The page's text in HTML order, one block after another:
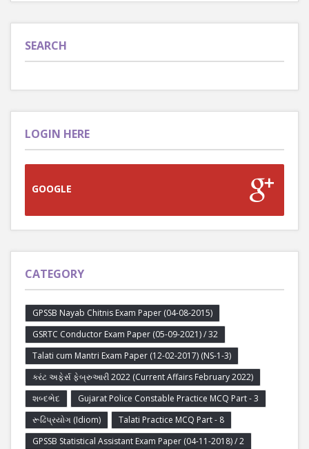
SEARCH
LOGIN HERE
GOOGLE
CATEGORY
GPSSB Nayab Chitnis Exam Paper (04-08-2015)
GSRTC Conductor Exam Paper (05-09-2021) / 32
Talati cum Mantri Exam Paper (12-02-2017) (NS-1-3)
કરંટ અફેર્સ ફેબ્રુઆરી 2022 (Current Affairs February 2022)
શબ્દભેદ
Gujarat Police Constable Practice MCQ Part - 3
રૂઢિપ્રયોગ (Idiom)
Talati Practice MCQ Part - 8
GPSSB Statistical Assistant Exam Paper (04-11-2018) / 2